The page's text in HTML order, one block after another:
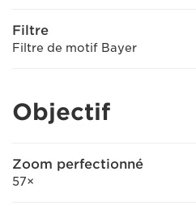
Filtre
Filtre de motif Bayer
Objectif
Zoom perfectionné
57×